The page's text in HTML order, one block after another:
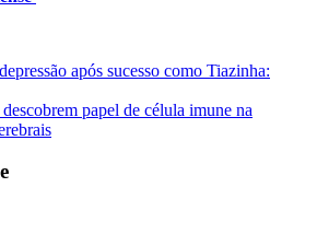
após sucesso como Tiazinha:
papel de célula imune na